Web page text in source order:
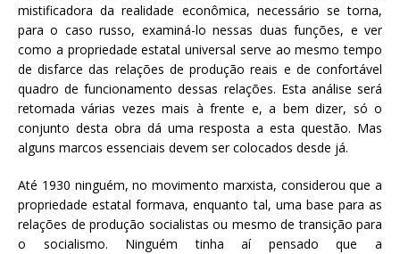
mistificadora da realidade econômica, necessário se torna,
para o caso russo, examiná-lo nessas duas funções, e ver
como a propriedade estatal universal serve ao mesmo tempo
de disfarce das relações de produção reais e de confortável
quadro de funcionamento dessas relações. Esta análise será
retomada várias vezes mais à frente e, a bem dizer, só o
conjunto desta obra dá uma resposta a esta questão. Mas
alguns marcos essenciais devem ser colocados desde já.
Até 1930 ninguém, no movimento marxista, considerou que a
propriedade estatal formava, enquanto tal, uma base para as
relações de produção socialistas ou mesmo de transição para
o socialismo. Ninguém tinha aí pensado que a